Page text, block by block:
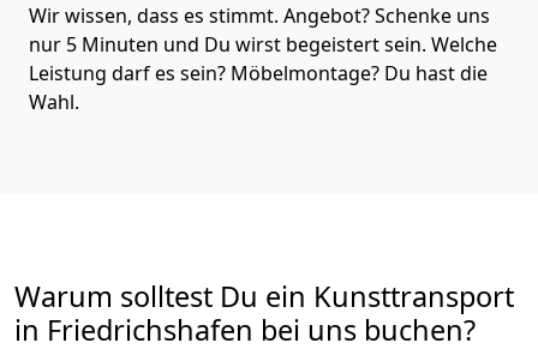
Wir wissen, dass es stimmt. Angebot? Schenke uns
nur 5 Minuten und Du wirst begeistert sein. Welche
Leistung darf es sein? Möbelmontage? Du hast die
Wahl.
Warum solltest Du ein Kunsttransport
in Friedrichshafen bei uns buchen?